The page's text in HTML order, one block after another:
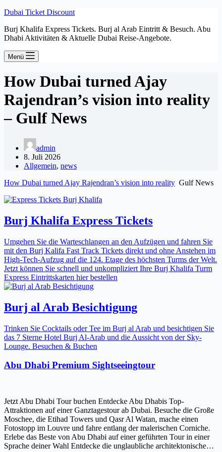
Dubai Ticket Discount
Burj Khalifa Express Tickets. Burj al Arab Eintritt & Besuch. Abu
Dhabi Aktivitäten & Aktuelle Dubai Reise-Angebote.
Menü
How Dubai turned Ajay
Rajendran’s vision into reality
– Gulf News
admin
8. Juli 2026
Allgemein, news
How Dubai turned Ajay Rajendran’s vision into reality Gulf News
Burj Khalifa Express Tickets
Umgehen Sie die Warteschlangen an den Aufzügen und fahren Sie
mit den Burj Kalifa Fast Track Tickets direkt und ohne Anstehen im
High-Tech-Aufzug auf die 124. Etage des höchsten Turms der Welt.
Jetzt können Sie schnell und unkompliziert Ihre Burj Khalifa Turm
Express Eintrittskarten hier bestellen
Burj al Arab Besichtigung
Trinken Sie Cocktails oder Tee im Burj al Arab und besichtigen Sie
das 7 Sterne Hotel Burj Al-Arab und die Aussicht von der Sky-
Lounge. Besuchen & Buchen
Abu Dhabi Premium Sightseeingtour
Jetzt Abu Dhabi Tour buchen Entdecke Abu Dhabis Top-
Attraktionen auf einer Ganztagestour ab Dubai. Besuche die Große
Moschee, die Etihad Towers und Qasr Al Watan, mache einen
Fotostopp im Louvre und fahre entlang der malerischen Corniche.
Erlebe das Beste von Abu Dhabi auf einer geführten Tour in einer
Sprache deiner Wahl Entdecke die unglaubliche architektonische…